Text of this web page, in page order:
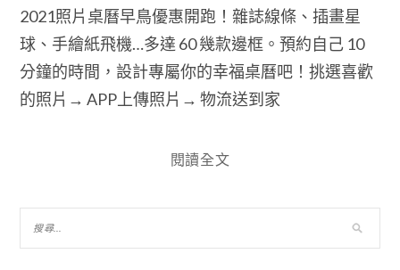
2021照片桌曆早鳥優惠開跑！雜誌線條、插畫星
球、手繪紙飛機…多達 60 幾款邊框。預約自己 10
分鐘的時間，設計專屬你的幸福桌曆吧！挑選喜歡
的照片→ APP上傳照片→ 物流送到家
閱讀全文